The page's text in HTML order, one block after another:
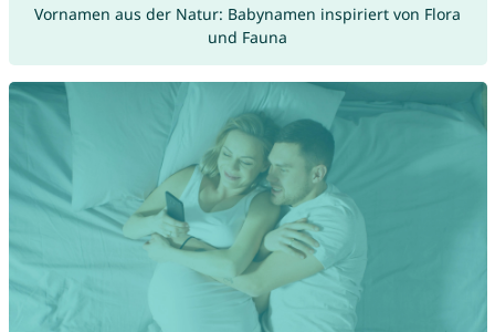
Vornamen aus der Natur: Babynamen inspiriert von Flora
und Fauna